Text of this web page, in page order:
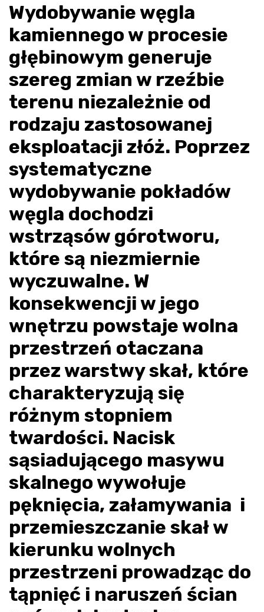
Wydobywanie węgla
kamiennego w procesie
głębinowym generuje
szereg zmian w rzeźbie
terenu niezależnie od
rodzaju zastosowanej
eksploatacji złóż. Poprzez
systematyczne
wydobywanie pokładów
węgla dochodzi
wstrząsów górotworu,
które są niezmiernie
wyczuwalne. W
konsekwencji w jego
wnętrzu powstaje wolna
przestrzeń otaczana
przez warstwy skał, które
charakteryzują się
różnym stopniem
twardości. Nacisk
sąsiadującego masywu
skalnego wywołuje
pęknięcia, załamywania i
przemieszczanie skał w
kierunku wolnych
przestrzeni prowadząc do
tąpnięć i naruszeń ścian